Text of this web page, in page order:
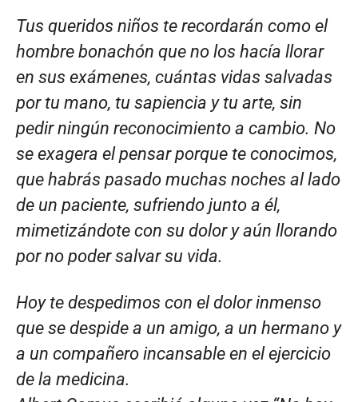
Tus queridos niños te recordarán como el
hombre bonachón que no los hacía llorar
en sus exámenes, cuántas vidas salvadas
por tu mano, tu sapiencia y tu arte, sin
pedir ningún reconocimiento a cambio. No
se exagera el pensar porque te conocimos,
que habrás pasado muchas noches al lado
de un paciente, sufriendo junto a él,
mimetizándote con su dolor y aún llorando
por no poder salvar su vida.
Hoy te despedimos con el dolor inmenso
que se despide a un amigo, a un hermano y
a un compañero incansable en el ejercicio
de la medicina.